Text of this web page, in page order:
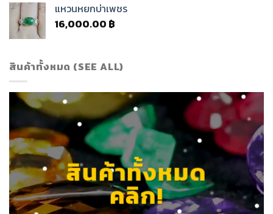
แหวนหยกบ่าเพชร
16,000.00 ฿
สินค้าทั้งหมด (SEE ALL)
สินค้าทั้งหมด
คลิก!